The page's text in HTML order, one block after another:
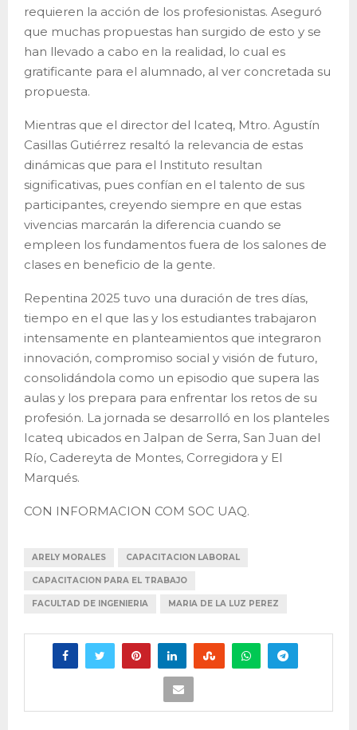
requieren la acción de los profesionistas. Aseguró
que muchas propuestas han surgido de esto y se
han llevado a cabo en la realidad, lo cual es
gratificante para el alumnado, al ver concretada su
propuesta.
Mientras que el director del Icateq, Mtro. Agustín
Casillas Gutiérrez resaltó la relevancia de estas
dinámicas que para el Instituto resultan
significativas, pues confían en el talento de sus
participantes, creyendo siempre en que estas
vivencias marcarán la diferencia cuando se
empleen los fundamentos fuera de los salones de
clases en beneficio de la gente.
Repentina 2025 tuvo una duración de tres días,
tiempo en el que las y los estudiantes trabajaron
intensamente en planteamientos que integraron
innovación, compromiso social y visión de futuro,
consolidándola como un episodio que supera las
aulas y los prepara para enfrentar los retos de su
profesión. La jornada se desarrolló en los planteles
Icateq ubicados en Jalpan de Serra, San Juan del
Río, Cadereyta de Montes, Corregidora y El
Marqués.
CON INFORMACION COM SOC UAQ.
ARELY MORALES CAPACITACION LABORAL
CAPACITACION PARA EL TRABAJO
FACULTAD DE INGENIERIA MARIA DE LA LUZ PEREZ